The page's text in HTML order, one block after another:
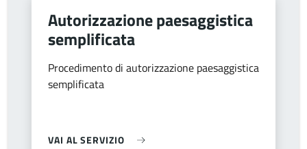
Autorizzazione paesaggistica
semplificata
Procedimento di autorizzazione paesaggistica
semplificata
VAI AL SERVIZIO